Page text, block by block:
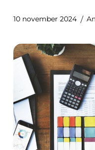
10 november 2024